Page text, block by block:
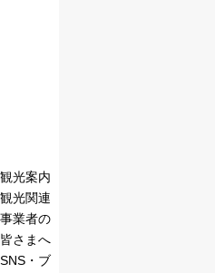
観光案内
観光関連
事業者の
皆さまへ
SNS・ブ